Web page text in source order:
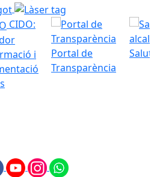
Làser tag
CIDO:
i
Portal de
Transparència